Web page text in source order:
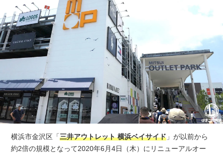
横浜市金沢区「三井アウトレット 横浜ベイサイド 」が以前から
約2倍の規模となって2020年6月4日（木）にリニューアルオー